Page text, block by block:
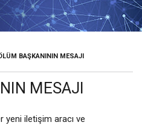
BAŞKANININ MESAJI
MESAJI
yeni iletişim aracı ve